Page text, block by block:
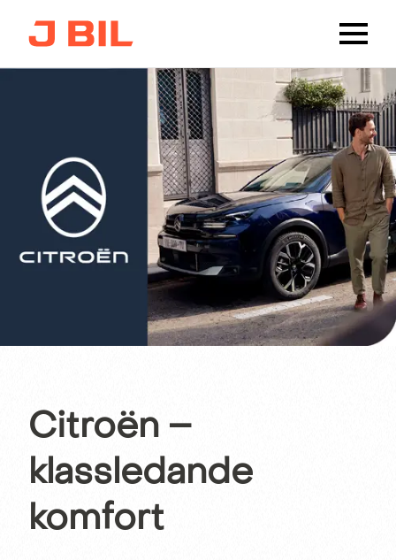
Citroën –
klassledande
komfort